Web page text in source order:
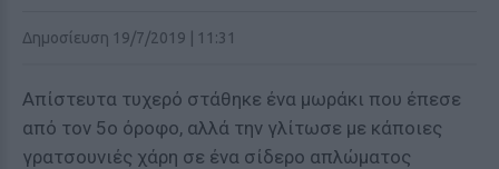
Δημοσίευση 19/7/2019 | 11:31
Απίστευτα τυχερό στάθηκε ένα μωράκι που έπεσε
από τον 5ο όροφο, αλλά την γλίτωσε με κάποιες
γρατσουνιές χάρη σε ένα σίδερο απλώματος